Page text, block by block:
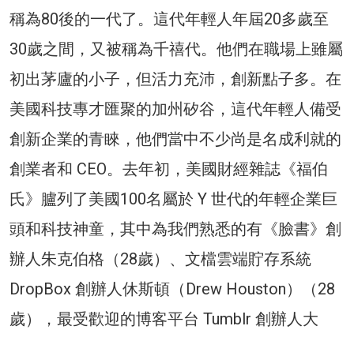
稱為80後的一代了。這代年輕人年屆20多歲至
30歲之間，又被稱為千禧代。他們在職場上雖屬
初出茅廬的小子，但活力充沛，創新點子多。在
美國科技專才匯聚的加州矽谷，這代年輕人備受
創新企業的青睞，他們當中不少尚是名成利就的
創業者和 CEO。去年初，美國財經雜誌《福伯
氏》臚列了美國100名屬於 Y 世代的年輕企業巨
頭和科技神童，其中為我們熟悉的有《臉書》創
辦人朱克伯格（28歲）、文檔雲端貯存系統
DropBox 創辦人休斯頓（Drew Houston）（28
歲），最受歡迎的博客平台 Tumblr 創辦人大